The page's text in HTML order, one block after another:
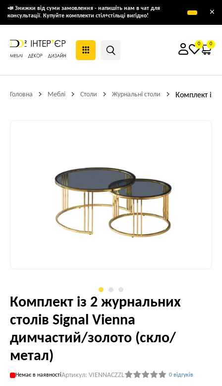
📣 Знижки від суми замовлення - напишіть нам в чат для
консультації. Купуйте комплекти стіл+стільці вигідно!
×
0 0
Головна Меблі Столи Журнальні столи Комплект із
Комплект із 2 журнальних
столів Signal Vienna
димчастий/золото (скло/
метал)
Немає в наявностіАртикул: VIENNACZZL 0 відгуків